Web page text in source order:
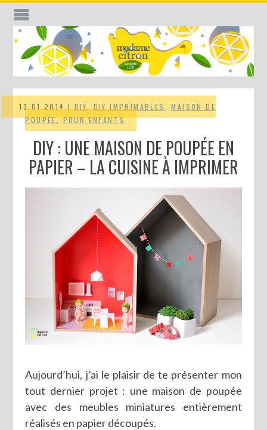
13.01.2014 |DIY,DIY IMPRIMABLES ,MAISON DE
POUPÉE,POUR ENFANTS
DIY : UNE MAISON DE POUPÉE EN
PAPIER – LA CUISINE À IMPRIMER
Aujourd’hui, j’ai le plaisir de te présenter mon
tout dernier projet : une maison de poupée
avec des meubles miniatures entièrement
réalisés en papier découpés.